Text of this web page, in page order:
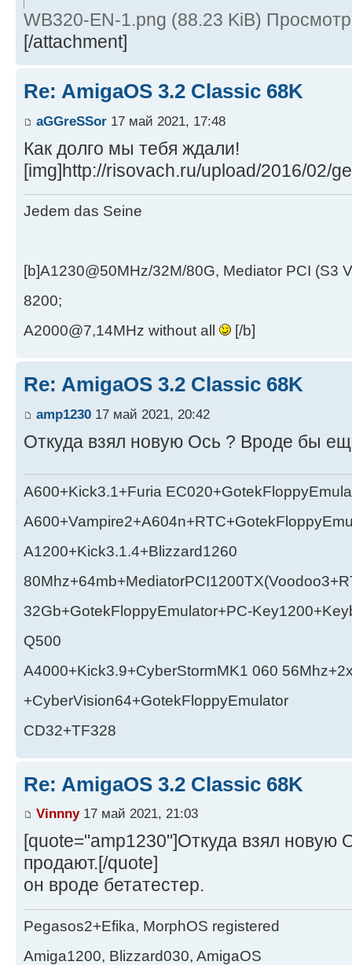
WB320-EN-1.png (88.23 KiB)
[/attachment]
Re: AmigaOS 3.2 Classic 68K
aGGreSSor 17 май 2021, 17:48
Как долго мы тебя ждали!
[img]http://risovach.ru/upload/2016/02/
Jedem das Seine
[b]A1230@50MHz/32M/80G, Mediator PCI (S3
8200;
A2000@7,14MHz without all
[/b]
Re: AmigaOS 3.2 Classic 68K
amp1230 17 май 2021, 20:42
Откуда взял новую Ось ? Вроде бы
A600+Kick3.1+Furia
A1200+Kick3.1.4+Blizzard1260
32Gb+GotekFloppyEmulator+PC-
Q500
A4000+Kick3.9+CyberStormMK1 060
+CyberVision64+GotekFloppyEmulator
CD32+TF328
Re: AmigaOS 3.2 Classic 68K
Vinnny17 май 2021, 21:03
[quote="amp1230"]Откуда взял
продают.[/quote]
он вроде бетатестер.
Pegasos2+Efika, MorphOS registered
Amiga1200, Blizzard030, AmigaOS